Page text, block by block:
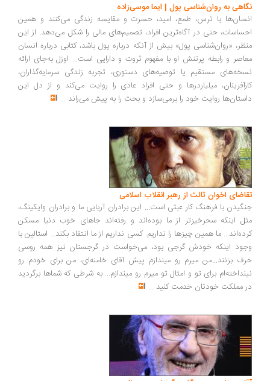
نگاهی به روان‌شناسی پول | ایما موسی‌زاده
انسان‌ها با ترس، طمع، امید، حسرت و مقایسه زندگی می‌کنند و همین
احساسات، حتی در آگاه‌ترین افراد، تصمیم‌های مالی را شکل می‌دهد. از این
منظر، «روان‌شناسی پول» بیش از آنکه درباره پول باشد، کتابی درباره انسان
معاصر و رابطه پرتنش او با مفهوم ثروت و دارایی است... اوزل به‌جای ارائه
نسخه‌های مستقیم یا توصیه‌های دستوری، تجربه زندگی سرمایه‌گذاران،
کارآفرینان، میلیاردرها و حتی افراد عادی را روایت می‌کند و از دل این
داستان‌ها روایت خود را برمی‌سازد و بحث را به پیش می‌راند ...
تقاضای اخوان ثالث از رهبر انقلاب اسلامی
جنگیدن با فرهنگ کار عبثی است... این برادران آریایی ما و برادران وایکینگ،
مثل اینکه سحرخیزتر از ما بوده‌اند و رفته‌اند جاهای خوب دنیا مسکن
کرده‌اند... ما همین چیزها را نداریم. کسی نداریم از ما انتقاد بکند... استالین با
وجود اینکه خودش گرجی بود، می‌خواست در گرجستان نیز همه روسی
حرف بزنند...من میرم رو میندازم پیش آقای خامنه‌ای، من برای خودم رو
نینداخته‌ام برای تو و امثال تو میرم رو میندازم... به شرطی که شماها برگردید
در مملکت خودتان خدمت کنید ...